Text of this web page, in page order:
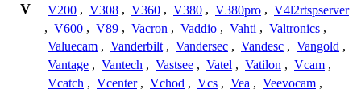
V V200 , V308 , V360 , V380 , V380pro , V4l2rtspserver
, V600 , V89 , Vacron , Vaddio , Vahti , Valtronics ,
Valuecam , Vanderbilt , Vandersec , Vandesc , Vangold ,
Vantage , Vantech , Vastsee , Vatel , Vatilon , Vcam ,
Vcatch , Vcenter , Vchod , Vcs , Vea , Veevocam ,